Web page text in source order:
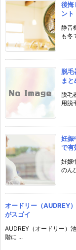
後悔
ント
静音
も冬
脱毛
まと
脱毛
用脱
妊娠
で有
妊娠
のん
オードリー（AUDREY
がスゴイ
AUDREY（オードリー）
階に ...